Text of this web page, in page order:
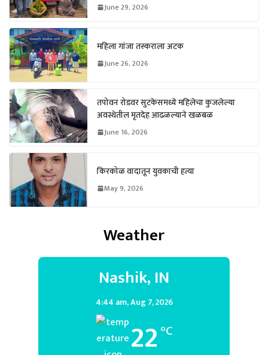
June 29, 2026
महिला गांजा तस्कराला अटक
June 26, 2026
तपोवन रोडवर सुटकेसमध्ये महिलेचा कुजलेल्या
अवस्थेतील मृतदेह आढळल्याने खळबळ
June 16, 2026
किरकोळ वादातून युवकाची हत्या
May 9, 2026
Weather
Nashik, IN
4:44 am,Aug 7, 2026
22 °C